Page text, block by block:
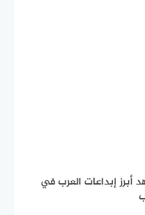
أبرز إبداعات العرب في